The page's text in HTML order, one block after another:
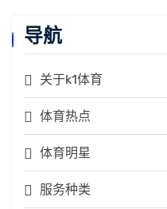
导航
关于k1体育
体育热点
体育明星
服务种类